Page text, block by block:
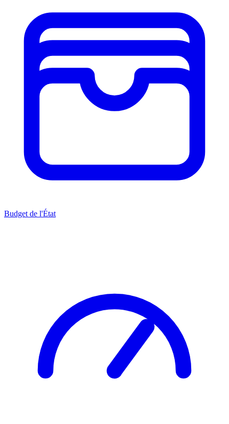
Budget de l'État